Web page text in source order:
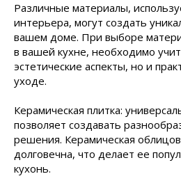
Различные материалы,
интерьера, могут создать
вашем доме. При выборе
в вашей кухне, необходимо
эстетические аспекты, но и
уходе.
Керамическая плитка:
позволяет создавать
решения. Керамическая
долговечна, что делает ее
кухонь.